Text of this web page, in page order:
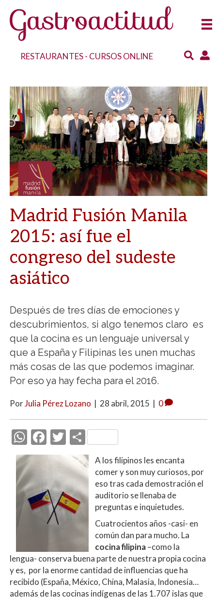
RESTAURANTES- CURSOS ONLINE
Madrid Fusión Manila
2015: así fue el
congreso del sudeste
asiático
Después de tres días de emociones y
descubrimientos, si algo tenemos claro es
que la cocina es un lenguaje universal y
que a España y Filipinas les unen muchas
más cosas de las que podemos imaginar.
Por eso ya hay fecha para el 2016.
PorJulia Pérez Lozano | 28 abril, 2015 | 0
W
h
at
s
A
p
F
ac
b
o
o
k
T
w
itt
er
C
o
m
p
ar
ti
A los filipinos les encanta
comer y son muy curiosos, por
eso tras cada demostración el
auditorio se llenaba de
preguntas e inquietudes.
Cuatrocientos años -casi- en
común dan para mucho. La
cocina filipina–como la
lengua- conserva buena parte de nuestra propia cocina
y es, por la enorme cantidad de influencias que ha
recibido (España, México, China, Malasia, Indonesia…
además de las cocinas indígenas de las 1.707 islas que